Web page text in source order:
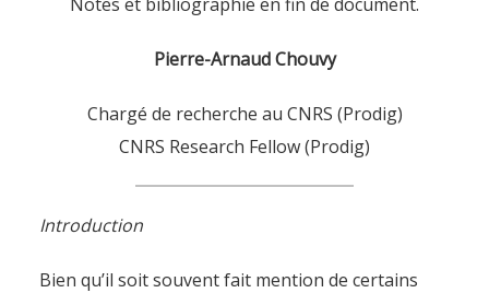
Pierre-Arnaud Chouvy
Chargé de recherche au CNRS (Prodig)
CNRS Research Fellow (Prodig)
Introduction
Bien qu’il soit souvent fait mention de certains